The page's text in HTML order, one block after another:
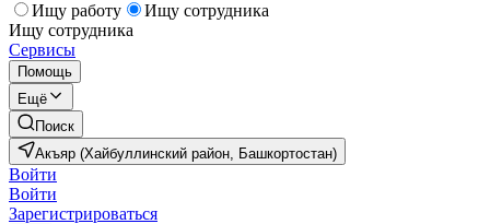
Ищу работу
Ищу сотрудника
Ищу сотрудника
Сервисы
Помощь
Ещё
Поиск
Акъяр (Хайбуллинский район, Башкортостан)
Войти
Войти
Зарегистрироваться